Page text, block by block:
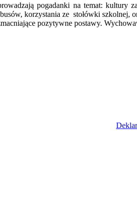
pogadanki na temat: kultury
korzystania ze stołówki
pozytywne postawy.